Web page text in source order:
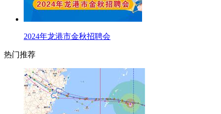
2024年龙港市金秋招聘会
热门推荐